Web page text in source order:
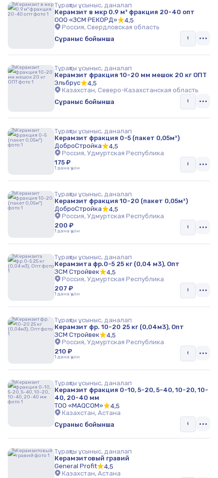
Тұрақты ұсыныс, даналап
Керамзит в мкр 0.9 м³ фракция 20-40 опт
ООО «ЗСМ РЕКОРД»
4,5
Россия, Свердловская область
Сұраныс бойынша
Тұрақты ұсыныс, даналап
Керамзит фракция 10-20 мм мешок 20 кг ОПТ
Эльбрус
4,5
Казахстан, Северо-Казахстанская область
Сұраныс бойынша
Тұрақты ұсыныс, даналап
Керамзит фракция 0-5 (пакет 0,05м³)
ДоброСтройка
4,5
Россия, Удмуртская Республика
175 ₽
1 дана үшін
Тұрақты ұсыныс, даналап
Керамзит фракция 10-20 (пакет 0,05м³)
ДоброСтройка
4,5
Россия, Удмуртская Республика
200 ₽
1 дана үшін
Тұрақты ұсыныс, даналап
Керамзита фр.0-5 25 кг (0,04 м3), Опт
ЗСМ Стройвек
4,5
Россия, Удмуртская Республика
207 ₽
1 дана үшін
Тұрақты ұсыныс, даналап
Керамзит фр. 10-20 25 кг (0,04м3), Опт
ЗСМ Стройвек
4,5
Россия, Удмуртская Республика
210 ₽
1 дана үшін
Тұрақты ұсыныс, даналап
Керамзит фракция 0-10, 5-20, 5-40, 10-20, 10-
40, 20-40 мм
ТОО «MAQCOM»
4,5
Казахстан, Астана
Сұраныс бойынша
Тұрақты ұсыныс, даналап
Керамзитовый гравий
General Profit
4,5
Казахстан, Астана